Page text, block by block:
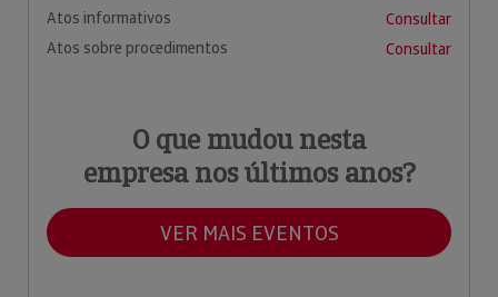
Atos informativos
Consultar
Atos sobre procedimentos
Consultar
O que mudou nesta
empresa nos últimos anos?
VER MAIS EVENTOS